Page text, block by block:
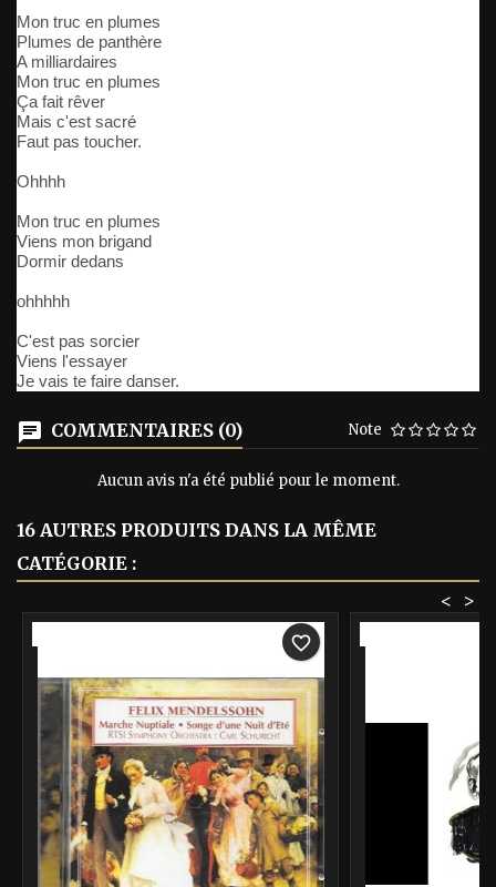
Mon truc en plumes
Plumes de panthère
A milliardaires
Mon truc en plumes
Ça fait rêver
Mais c'est sacré
Faut pas toucher.
Ohhhh
Mon truc en plumes
Viens mon brigand
Dormir dedans
ohhhhh
C'est pas sorcier
Viens l'essayer
Je vais te faire danser.
COMMENTAIRES (0) Note
Aucun avis n'a été publié pour le moment.
16 AUTRES PRODUITS DANS LA MÊME
CATÉGORIE :
>
<
favorite_border